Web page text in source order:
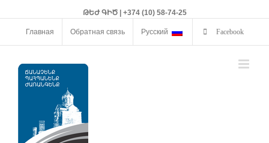
ԹԵԺ ԳԻԾ | +374 (10) 58-74-25
Главная Обратная связь Русский Facebook